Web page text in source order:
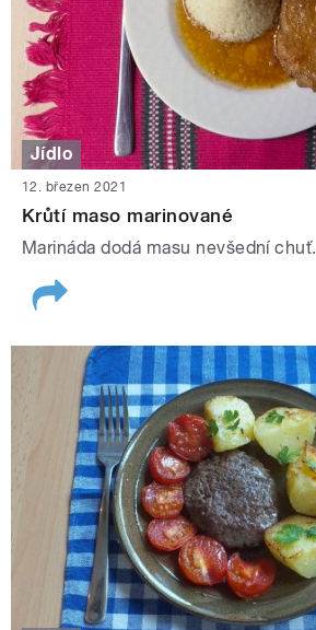
Jídlo
12. březen 2021
Krůtí maso marinované
Marináda dodá masu nevšední chuť.